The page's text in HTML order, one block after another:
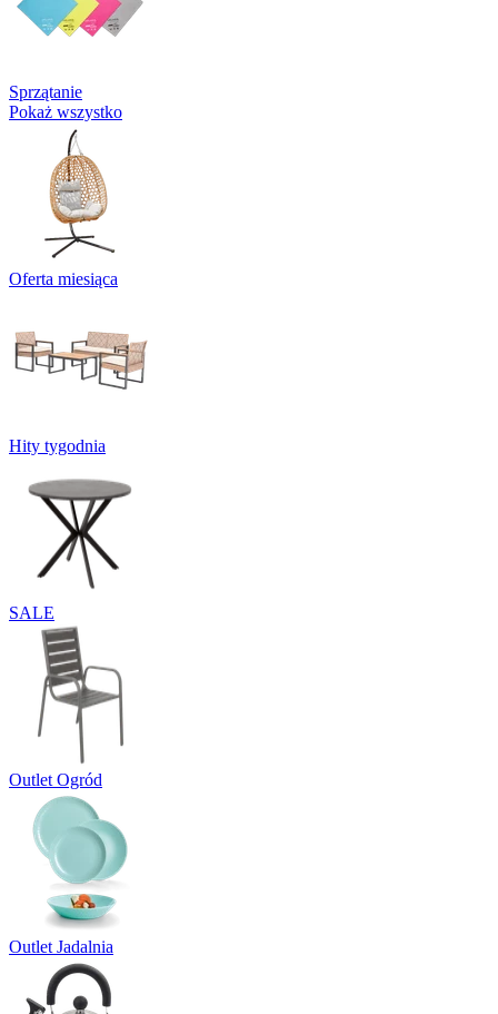
Sprzątanie
Pokaż wszystko
Oferta miesiąca
Hity tygodnia
SALE
Outlet Ogród
Outlet Jadalnia